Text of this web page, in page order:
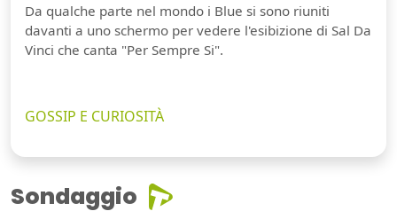
Da qualche parte nel mondo i Blue si sono riuniti
davanti a uno schermo per vedere l'esibizione di Sal Da
Vinci che canta "Per Sempre Si".
GOSSIP E CURIOSITÀ
Sondaggio